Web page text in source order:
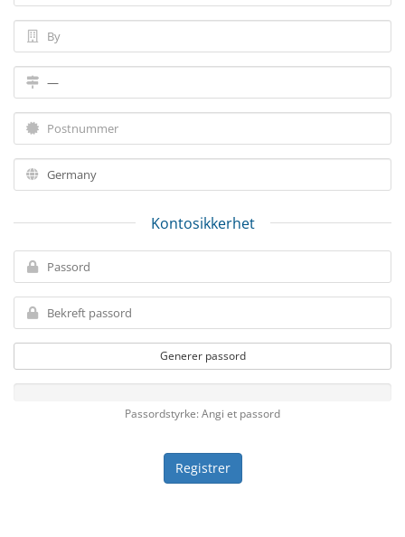
Kontosikkerhet
Generer passord
Passordstyrke: Angi et passord